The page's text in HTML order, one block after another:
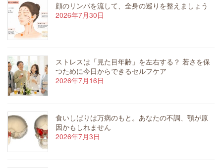
顔のリンパを流して、全身の巡りを整えましょう
2026年7月30日
ストレスは「見た目年齢」を左右する？ 若さを保
つために今日からできるセルフケア
2026年7月16日
食いしばりは万病のもと。あなたの不調、顎が原
因かもしれません
2026年7月3日